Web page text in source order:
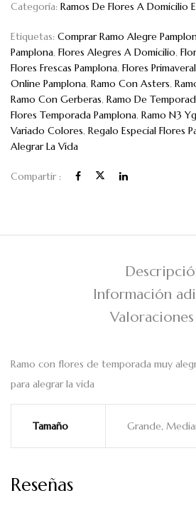
Categoría: Ramos De Flores A Domicilio
Etiquetas: Comprar Ramo Alegre
Pamplona, Flores Alegres A Domicilio,
Flores Frescas Pamplona, Flores
Online Pamplona, Ramo Con Asters,
Ramo Con Gerberas, Ramo De
Flores Temporada Pamplona, Ramo N3
Variado Colores, Regalo Especial Flores
Alegrar La Vida
Compartir :
Información
Ramo con flores de temporada muy
para alegrar la vida
Tamaño Grande,
Reseñas